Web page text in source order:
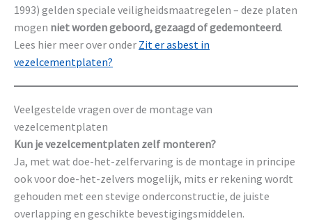
1993) gelden speciale veiligheidsmaatregelen – deze platen
mogen niet worden geboord, gezaagd of gedemonteerd.
Lees hier meer over onder Zit er asbest in
vezelcementplaten?
Veelgestelde vragen over de montage van
vezelcementplaten
Kun je vezelcementplaten zelf monteren?
Ja, met wat doe-het-zelfervaring is de montage in principe
ook voor doe-het-zelvers mogelijk, mits er rekening wordt
gehouden met een stevige onderconstructie, de juiste
overlapping en geschikte bevestigingsmiddelen.